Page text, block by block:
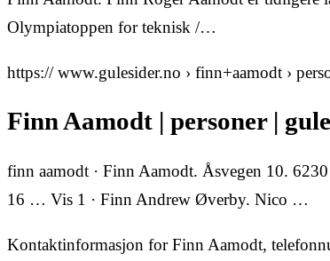
Olympiatoppen for teknisk /…
https:// www.gulesider.no › finn+aamodt ›
Finn Aamodt | personer |
finn aamodt · Finn Aamodt. Åsvegen 10.
16 … Vis 1 · Finn Andrew Øverby. Nico …
Kontaktinformasjon for Finn Aamodt,